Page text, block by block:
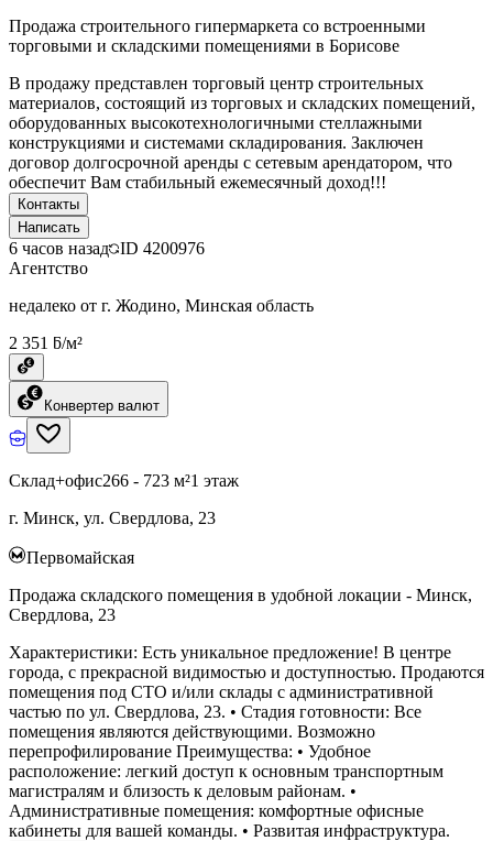
Продажа строительного гипермаркета со встроенными
торговыми и складскими помещениями в Борисове
В продажу представлен торговый центр строительных
материалов, состоящий из торговых и складских помещений,
оборудованных высокотехнологичными стеллажными
конструкциями и системами складирования. Заключен
договор долгосрочной аренды с сетевым арендатором, что
обеспечит Вам стабильный ежемесячный доход!!!
Контакты
Написать
6 часов назад ID 4200976
Агентство
недалеко от г. Жодино, Минская область
2 351 ƃ/м²
Конвертер валют
Склад+офис266 - 723 м²1 этаж
г. Минск, ул. Свердлова, 23
Первомайская
Продажа складского помещения в удобной локации - Минск,
Свердлова, 23
Характеристики: Есть уникальное предложение! В центре
города, с прекрасной видимостью и доступностью. Продаются
помещения под СТО и/или склады с административной
частью по ул. Свердлова, 23. • Стадия готовности: Все
помещения являются действующими. Возможно
перепрофилирование Преимущества: • Удобное
расположение: легкий доступ к основным транспортным
магистралям и близость к деловым районам. •
Административные помещения: комфортные офисные
кабинеты для вашей команды. • Развитая инфраструктура.